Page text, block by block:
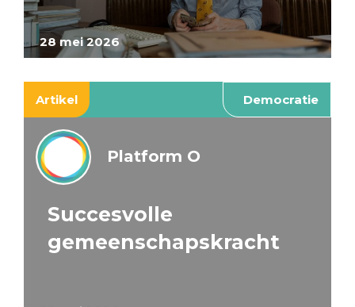
28 mei 2026
Artikel Democratie
Platform O
Succesvolle
gemeenschapskracht